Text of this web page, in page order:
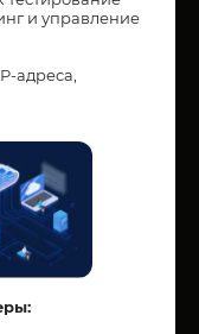
и управление
адреса,